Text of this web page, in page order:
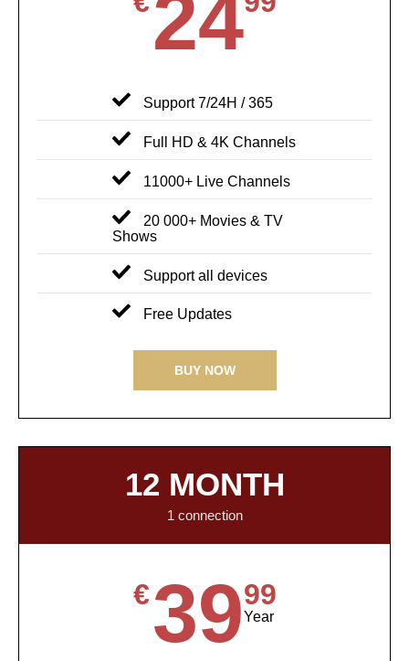
24
Support 7/24H / 365
Full HD & 4K Channels
11000+ Live Channels
20 000+ Movies & TV
Shows
Support all devices
Free Updates
BUY NOW
12 MONTH
1 connection
€3999
Year